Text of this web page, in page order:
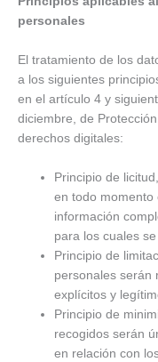
personales
El tratamiento de los
a los siguientes
en el artículo 4 y
diciembre, de
derechos digitales:
Principio de
en todo momento
información
para los cuales
Principio de
personales serán
explícitos y
Principio de
recogidos serán
en relación con